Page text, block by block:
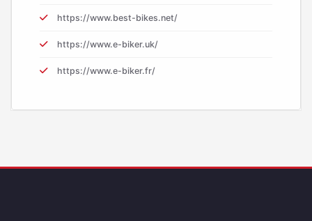
https://www.best-bikes.net/
https://www.e-biker.uk/
https://www.e-biker.fr/